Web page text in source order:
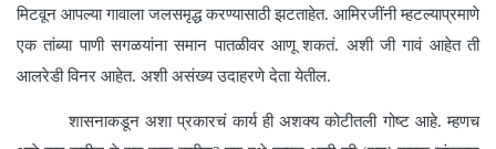
मिटवून आपल्या गावाला जलसमृद्ध करण्यासाठी झटताहेत. आमिरजींनी म्हटल्याप्रमाणे
एक तांब्या पाणी सगळयांना समान पातळीवर आणू शकतं. अशी जी गावं आहेत ती
आलरेडी विनर आहेत. अशी असंख्य उदाहरणे देता येतील.
शासनाकडून अशा प्रकारचं कार्य ही अशक्य कोटीतली गोष्ट आहे. म्हणच